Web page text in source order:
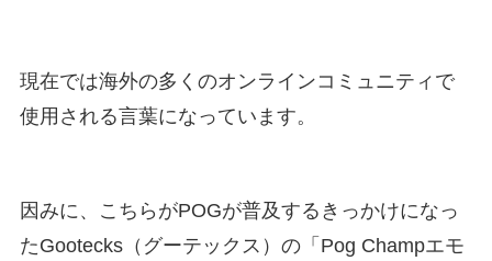
現在では海外の多くのオンラインコミュニティで
使用される言葉になっています。
因みに、こちらがPOGが普及するきっかけになっ
たGootecks（グーテックス）の「Pog Champエモ